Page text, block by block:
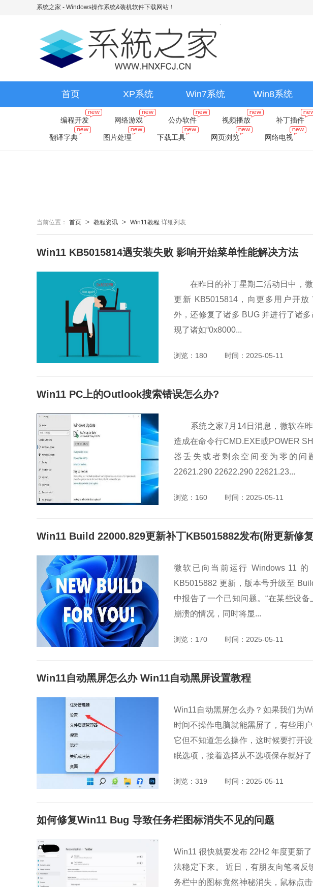
系统之家 - Windows操作系统&装机软件下载网站！
首页 XP系统 Win7系统 Win8系统
编程开发 网络游戏 公办软件 视频播放 补丁插件
翻译字典 图片处理 下载工具 网页浏览 网络电视
当前位置： 首页 > 教程资讯 > Win11教程 详细列表
Win11 KB5015814遇安装失败 影响开始菜单性能解决方法
在昨日的补丁星期二活动日中，微
更新 KB5015814，向更多用户开放
外，还修复了诸多 BUG 并进行了诸
现了诸如“0x8000...
浏览：180 时间：2025-05-11
Win11 PC上的Outlook搜索错误怎么办?
系统之家7月14日消息，微软在昨
造成在命令行CMD.EXE或POWER
器丢失或者剩余空间变为零的问
22621.290 22622.290 22621.23...
浏览：160 时间：2025-05-11
Win11 Build 22000.829更新补丁KB5015882发布(附更新修
微软已向当前运行 Windows 11 的
KB5015882 更新，版本号升级至
中报告了一个已知问题。“在某些设
崩溃的情况，同时将显...
浏览：170 时间：2025-05-11
Win11自动黑屏怎么办 Win11自动黑屏设置教程
Win11自动黑屏怎么办？如果我们为
时间不操作电脑就能黑屏了，有些用
它但不知道怎么操作，这时候要打开
眠选项，接着选择从不选项保存就好
浏览：319 时间：2025-05-11
如何修复Win11 Bug 导致任务栏图标消失不见的问题
Win11 很快就要发布 22H2 年度更新
法稳定下来。 近日，有朋友向笔者
务栏中的图标竟然神秘消失，鼠标点